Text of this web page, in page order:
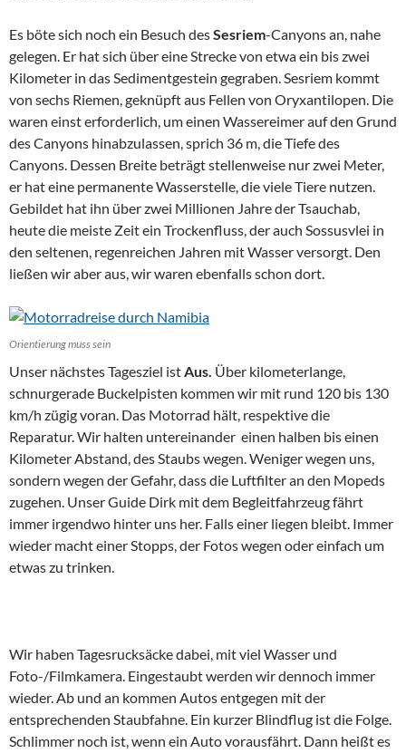
Es böte sich noch ein Besuch desSesriem-Canyons an, nahe
gelegen. Er hat sich über eine Strecke von etwa ein bis zwei
Kilometer in das Sedimentgestein gegraben. Sesriem kommt
von sechs Riemen, geknüpft aus Fellen von Oryxantilopen. Die
waren einst erforderlich, um einen Wassereimer auf den Grund
des Canyons hinabzulassen, sprich 36 m, die Tiefe des
Canyons. Dessen Breite beträgt stellenweise nur zwei Meter,
er hat eine permanente Wasserstelle, die viele Tiere nutzen.
Gebildet hat ihn über zwei Millionen Jahre der Tsauchab,
heute die meiste Zeit ein Trockenfluss, der auch Sossusvlei in
den seltenen, regenreichen Jahren mit Wasser versorgt. Den
ließen wir aber aus, wir waren ebenfalls schon dort.
Orientierung muss sein
Unser nächstes Tagesziel istAus. Über kilometerlange,
schnurgerade Buckelpisten kommen wir mit rund 120 bis 130
km/h zügig voran. Das Motorrad hält, respektive die
Reparatur. Wir halten untereinander einen halben bis einen
Kilometer Abstand, des Staubs wegen. Weniger wegen uns,
sondern wegen der Gefahr, dass die Luftfilter an den Mopeds
zugehen. Unser Guide Dirk mit dem Begleitfahrzeug fährt
immer irgendwo hinter uns her. Falls einer liegen bleibt. Immer
wieder macht einer Stopps, der Fotos wegen oder einfach um
etwas zu trinken.
Wir haben Tagesrucksäcke dabei, mit viel Wasser und
Foto-/Filmkamera. Eingestaubt werden wir dennoch immer
wieder. Ab und an kommen Autos entgegen mit der
entsprechenden Staubfahne. Ein kurzer Blindflug ist die Folge.
Schlimmer noch ist, wenn ein Auto vorausfährt. Dann heißt es